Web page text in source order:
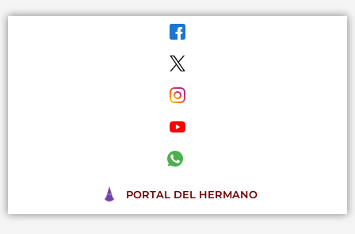
PORTAL DEL HERMANO